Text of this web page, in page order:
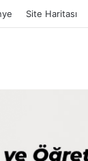
Site Haritası